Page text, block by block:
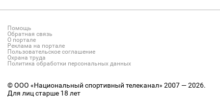
Помощь
Обратная связь
О портале
Реклама на портале
Пользовательское соглашение
Охрана труда
Политика обработки персональных данных
© ООО «Национальный спортивный телеканал» 2007 — 2026.
Для лиц старше 18 лет